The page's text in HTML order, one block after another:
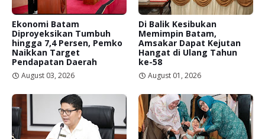
Ekonomi Batam
Diproyeksikan Tumbuh
hingga 7,4 Persen, Pemko
Naikkan Target
Pendapatan Daerah
August 03, 2026
Di Balik Kesibukan
Memimpin Batam,
Amsakar Dapat Kejutan
Hangat di Ulang Tahun
ke-58
August 01, 2026